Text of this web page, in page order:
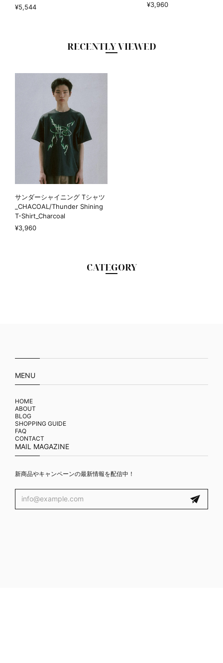
¥5,544
¥3,960
RECENTLY VIEWED
サンダーシャイニング Tシャツ
_CHACOAL/Thunder Shining
T-Shirt_Charcoal
¥3,960
CATEGORY
MENU
HOME
ABOUT
BLOG
SHOPPING GUIDE
FAQ
CONTACT
MAIL MAGAZINE
新商品やキャンペーンの最新情報を配信中！